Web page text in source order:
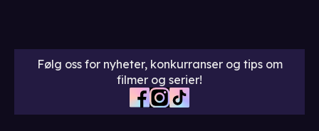
Følg oss for nyheter, konkurranser og tips om
filmer og serier!